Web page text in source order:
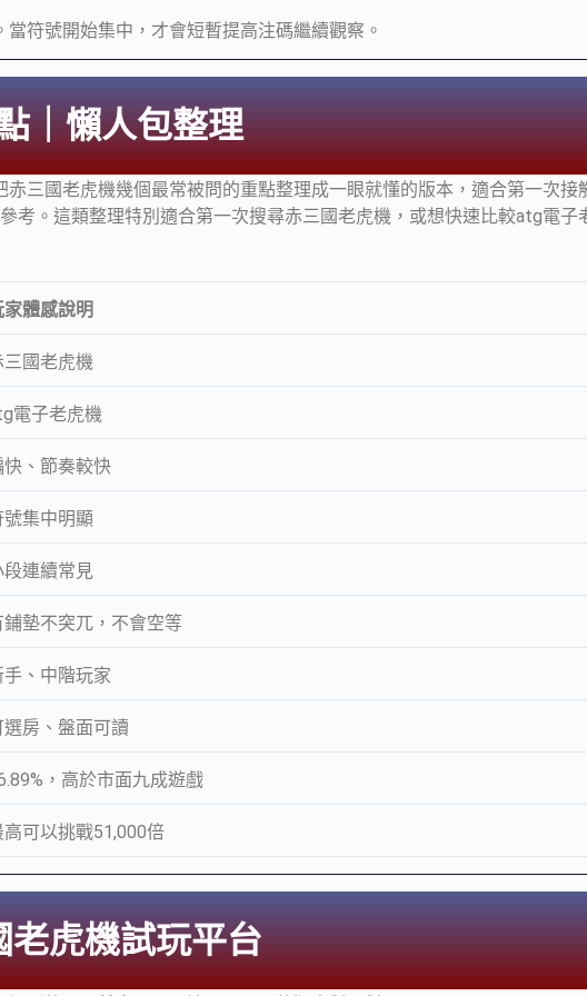
符號開始集中，才會短暫提高注碼繼續觀察。
｜懶人包整理
三國老虎機幾個最常被問的重點整理成一眼就懂的版本，適合第一次接
考。這類整理特別適合第一次搜尋赤三國老虎機，或想快速比較atg電子
家體感說明
三國老虎機
電子老虎機
快、節奏較快
號集中明顯
段連續常見
鋪墊不突兀，不會空等
手、中階玩家
選房、盤面可讀
，高於市面九成遊戲
高可以挑戰51,000倍
虎機試玩平台